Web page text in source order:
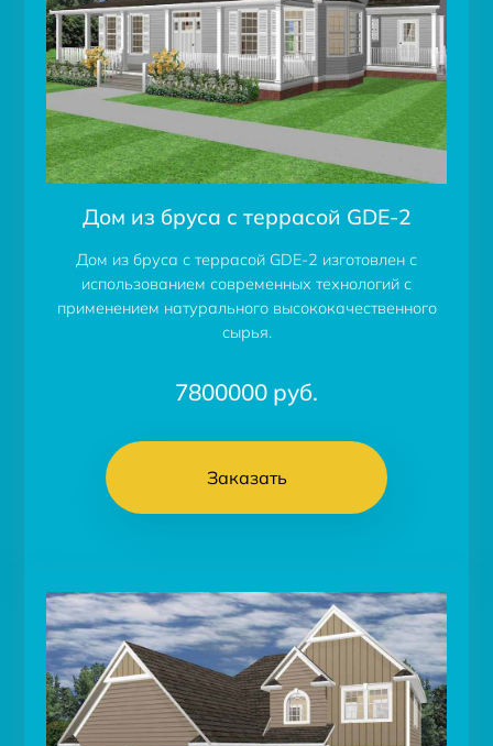
Дом из бруса с террасой GDE-2
Дом из бруса с террасой GDE-2 изготовлен с
использованием современных технологий с
применением натурального высококачественного
сырья.
7800000 руб.
Заказать